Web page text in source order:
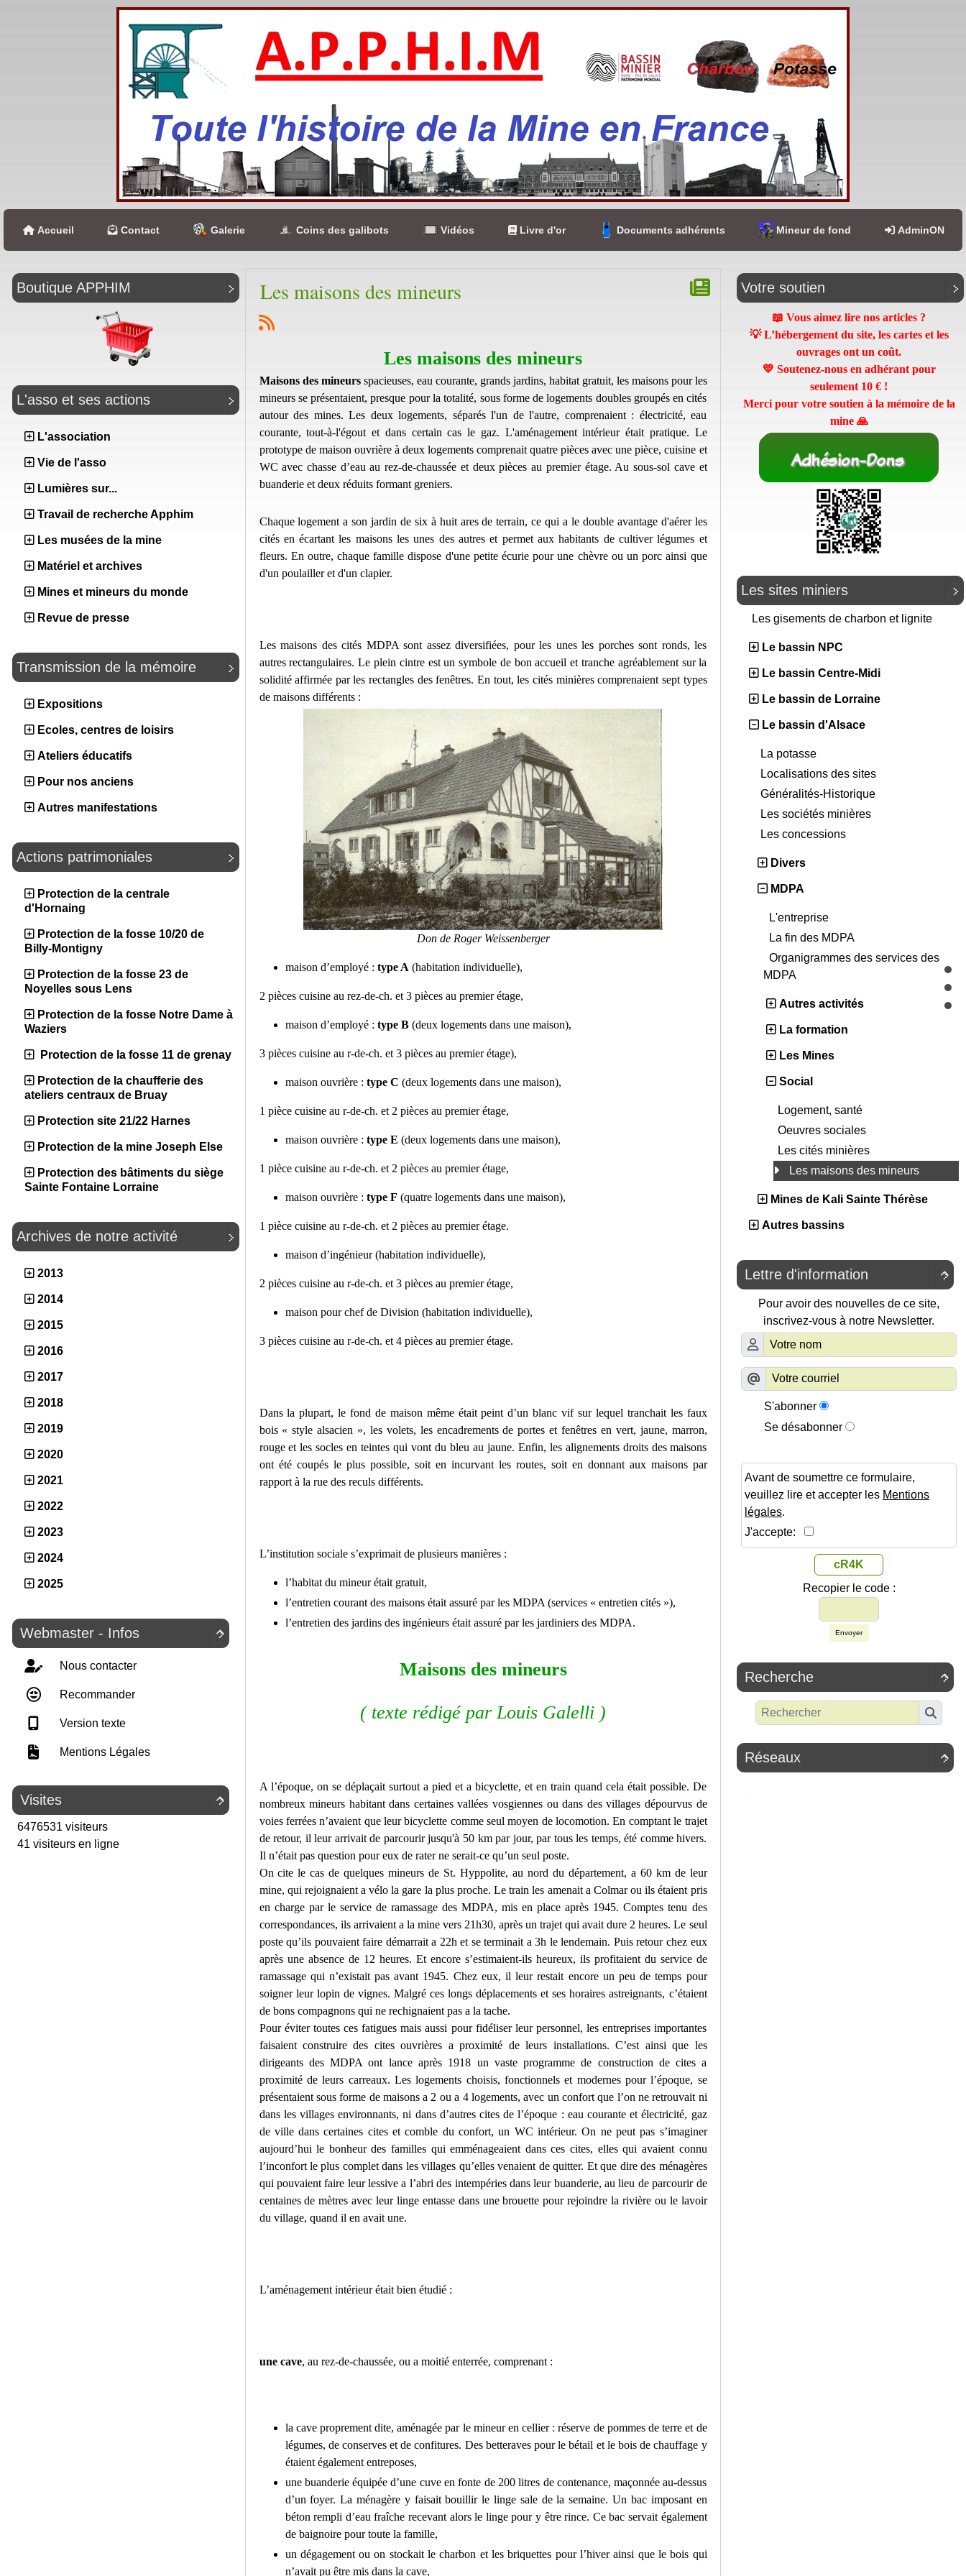
Accueil Contact Galerie Coins des galibots Vidéos Livre d'or Documents adhérents Mineur de fond AdminON
Boutique APPHIM
L'asso et ses actions
L'association
Vie de l'asso
Lumières sur...
Travail de recherche Apphim
Les musées de la mine
Matériel et archives
Mines et mineurs du monde
Revue de presse
Transmission de la mémoire
Expositions
Ecoles, centres de loisirs
Ateliers éducatifs
Pour nos anciens
Autres manifestations
Actions patrimoniales
Protection de la centrale
d'Hornaing
Protection de la fosse 10/20 de
Billy-Montigny
Protection de la fosse 23 de
Noyelles sous Lens
Protection de la fosse Notre Dame à
Waziers
Protection de la fosse 11 de grenay
Protection de la chaufferie des
ateliers centraux de Bruay
Protection site 21/22 Harnes
Protection de la mine Joseph Else
Protection des bâtiments du siège
Sainte Fontaine Lorraine
Archives de notre activité
2013
2014
2015
2016
2017
2018
2019
2020
2021
2022
2023
2024
2025

Webmaster - Infos
Nous contacter
Recommander
Version texte
Mentions Légales

Visites
6476531 visiteurs
41 visiteurs en ligne
Les maisons des mineurs
Les maisons des mineurs
Maisons des mineurs spacieuses, eau courante, grands jardins, habitat gratuit, les maisons pour les
mineurs se présentaient, presque pour la totalité, sous forme de logements doubles groupés en cités
autour des mines. Les deux logements, séparés l'un de l'autre, comprenaient : électricité, eau
courante, tout-à-l'égout et dans certain cas le gaz. L'aménagement intérieur était pratique. Le
prototype de maison ouvrière à deux logements comprenait quatre pièces avec une pièce, cuisine et
WC avec chasse d’eau au rez-de-chaussée et deux pièces au premier étage. Au sous-sol cave et
buanderie et deux réduits formant greniers.
Chaque logement a son jardin de six à huit ares de terrain, ce qui a le double avantage d'aérer les
cités en écartant les maisons les unes des autres et permet aux habitants de cultiver légumes et
fleurs. En outre, chaque famille dispose d'une petite écurie pour une chèvre ou un porc ainsi que
d'un poulailler et d'un clapier.
Les maisons des cités MDPA sont assez diversifiées, pour les unes les porches sont ronds, les
autres rectangulaires. Le plein cintre est un symbole de bon accueil et tranche agréablement sur la
solidité affirmée par les rectangles des fenêtres. En tout, les cités minières comprenaient sept types
de maisons différents :
Don de Roger Weissenberger
maison d’employé : type A (habitation individuelle),
2 pièces cuisine au rez-de-ch. et 3 pièces au premier étage,
maison d’employé : type B(deux logements dans une maison),
3 pièces cuisine au r-de-ch. et 3 pièces au premier étage),
maison ouvrière : type C (deux logements dans une maison),
1 pièce cuisine au r-de-ch. et 2 pièces au premier étage,
maison ouvrière : type E (deux logements dans une maison),
1 pièce cuisine au r-de-ch. et 2 pièces au premier étage,
maison ouvrière : type F (quatre logements dans une maison),
1 pièce cuisine au r-de-ch. et 2 pièces au premier étage.
maison d’ingénieur (habitation individuelle),
2 pièces cuisine au r-de-ch. et 3 pièces au premier étage,
maison pour chef de Division (habitation individuelle),
3 pièces cuisine au r-de-ch. et 4 pièces au premier étage.
Dans la plupart, le fond de maison même était peint d’un blanc vif sur lequel tranchait les faux
bois « style alsacien », les volets, les encadrements de portes et fenêtres en vert, jaune, marron,
rouge et les socles en teintes qui vont du bleu au jaune. Enfin, les alignements droits des maisons
ont été coupés le plus possible, soit en incurvant les routes, soit en donnant aux maisons par
rapport à la rue des reculs différents.
L’institution sociale s’exprimait de plusieurs manières :
l’habitat du mineur était gratuit,
l’entretien courant des maisons était assuré par les MDPA (services « entretien cités »),
l’entretien des jardins des ingénieurs était assuré par les jardiniers des MDPA.
Maisons des mineurs
( texte rédigé par Louis Galelli )
A l’époque, on se déplaçait surtout a pied et a bicyclette, et en train quand cela était possible. De
nombreux mineurs habitant dans certaines vallées vosgiennes ou dans des villages dépourvus de
voies ferrées n’avaient que leur bicyclette comme seul moyen de locomotion. En comptant le trajet
de retour, il leur arrivait de parcourir jusqu'à 50 km par jour, par tous les temps, été comme hivers.
Il n’était pas question pour eux de rater ne serait-ce qu’un seul poste.
On cite le cas de quelques mineurs de St. Hyppolite, au nord du département, a 60 km de leur
mine, qui rejoignaient a vélo la gare la plus proche. Le train les amenait a Colmar ou ils étaient pris
en charge par le service de ramassage des MDPA, mis en place après 1945. Comptes tenu des
correspondances, ils arrivaient a la mine vers 21h30, après un trajet qui avait dure 2 heures. Le seul
poste qu’ils pouvaient faire démarrait a 22h et se terminait a 3h le lendemain. Puis retour chez eux
après une absence de 12 heures. Et encore s’estimaient-ils heureux, ils profitaient du service de
ramassage qui n’existait pas avant 1945. Chez eux, il leur restait encore un peu de temps pour
soigner leur lopin de vignes. Malgré ces longs déplacements et ses horaires astreignants, c’étaient
de bons compagnons qui ne rechignaient pas a la tache.
Pour éviter toutes ces fatigues mais aussi pour fidéliser leur personnel, les entreprises importantes
faisaient construire des cites ouvrières a proximité de leurs installations. C’est ainsi que les
dirigeants des MDPA ont lance après 1918 un vaste programme de construction de cites a
proximité de leurs carreaux. Les logements choisis, fonctionnels et modernes pour l’époque, se
présentaient sous forme de maisons a 2 ou a 4 logements, avec un confort que l’on ne retrouvait ni
dans les villages environnants, ni dans d’autres cites de l’époque : eau courante et électricité, gaz
de ville dans certaines cites et comble du confort, un WC intérieur. On ne peut pas s’imaginer
aujourd’hui le bonheur des familles qui emménageaient dans ces cites, elles qui avaient connu
l’inconfort le plus complet dans les villages qu’elles venaient de quitter. Et que dire des ménagères
qui pouvaient faire leur lessive a l’abri des intempéries dans leur buanderie, au lieu de parcourir de
centaines de mètres avec leur linge entasse dans une brouette pour rejoindre la rivière ou le lavoir
du village, quand il en avait une.
L’aménagement intérieur était bien étudié :
une cave, au rez-de-chaussée, ou a moitié enterrée, comprenant :
la cave proprement dite, aménagée par le mineur en cellier : réserve de pommes de terre et de
légumes, de conserves et de confitures. Des betteraves pour le bétail et le bois de chauffage y
étaient également entreposes,
une buanderie équipée d’une cuve en fonte de 200 litres de contenance, maçonnée au-dessus
d’un foyer. La ménagère y faisait bouillir le linge sale de la semaine. Un bac imposant en
béton rempli d’eau fraîche recevant alors le linge pour y être rince. Ce bac servait également
de baignoire pour toute la famille,
un dégagement ou on stockait le charbon et les briquettes pour l’hiver ainsi que le bois qui
n’avait pu être mis dans la cave,
Votre soutien
📖 Vous aimez lire nos articles ?
💡 L’hébergement du site, les cartes et les
ouvrages ont un coût.
💛 Soutenez-nous en adhérant pour
seulement 10 € !
Merci pour votre soutien à la mémoire de la
mine 🙏
Les sites miniers
Les gisements de charbon et lignite
Le bassin NPC
Le bassin Centre-Midi
Le bassin de Lorraine
Le bassin d'Alsace
La potasse
Localisations des sites
Généralités-Historique
Les sociétés minières
Les concessions
Divers
MDPA
L'entreprise
La fin des MDPA
Organigrammes des services des
MDPA
Autres activités
La formation
Les Mines
Social
Logement, santé
Oeuvres sociales
Les cités minières
Les maisons des mineurs
Mines de Kali Sainte Thérèse
Autres bassins

Lettre d'information
Pour avoir des nouvelles de ce site,
inscrivez-vous à notre Newsletter.
S'abonner
Se désabonner
Avant de soumettre ce formulaire,
veuillez lire et accepter les Mentions
légales.
J'accepte:
cR4K
Recopier le code :
Envoyer

Recherche

Réseaux